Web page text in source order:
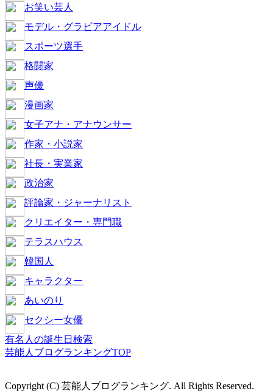
お笑い芸人
モデル・グラビアアイドル
スポーツ選手
格闘家
声優
漫画家
女子アナ・アナウンサー
作家・小説家
社長・実業家
政治家
評論家・ジャーナリスト
クリエイター・専門職
テラスハウス
韓国人
キャラクター
あいのり
セクシー女優
有名人の誕生日検索
芸能人ブログランキングTOP
Copyright (C) 芸能人ブログランキング. All Rights Reserved.